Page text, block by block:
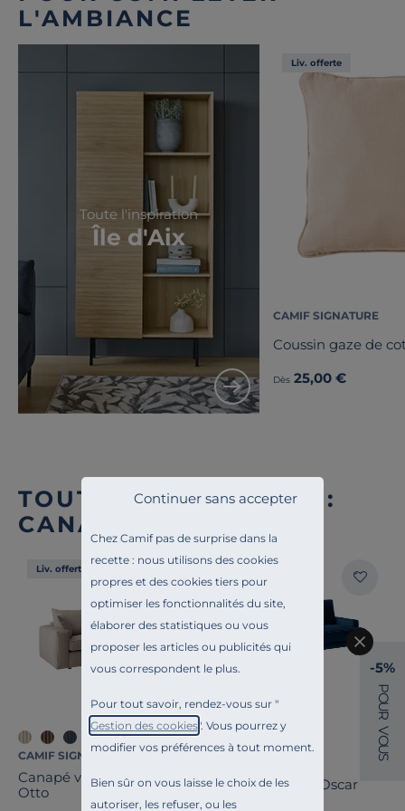
Chez Camif pas de surprise dans la
recette : nous utilisons des cookies
propres et des cookies tiers pour
optimiser les fonctionnalités du site,
élaborer des statistiques ou vous
proposer les articles ou publicités qui
vous correspondent le plus.
Pour tout savoir, rendez-vous sur "
Gestion des cookies". Vous pourrez y
modifier vos préférences à tout moment.
Bien sûr on vous laisse le choix de les
autoriser, les refuser, ou les
Continuer sans accepter
L'AMBIANCE
Toute l'inspiration
Île d'Aix
Liv. offerte
CAMIF SIGNATURE
Coussin gaze de
Dès 25,00 €
TOUTE NOTRE OFFRE :
CANAPÉS DROITS
Liv. offerte
CAMIF SIGNATURE
Canapé velours côtelé
Otto
CAMIF SIGNATURE
Canapé velours Oscar
-5%
P
O
U
R
V
O
U
S